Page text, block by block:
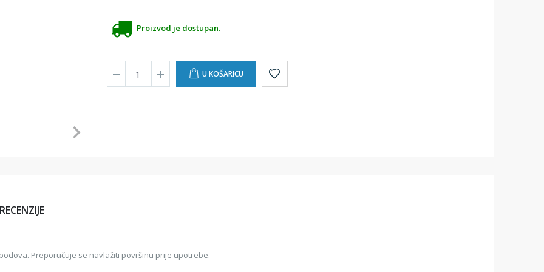
Proizvod je dostupan.
U KOŠARICU
RECENZIJE
Preporučuje se navlažiti površinu prije upotrebe.